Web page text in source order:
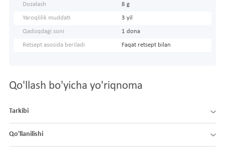
Dozalash 8 g
Yaroqlilik muddati 3 yil
Qadoqdagi soni 1 dona
Retsept asosida beriladi Faqat retsept bilan
Qo'llash bo'yicha yo'riqnoma
Tarkibi
Qo'llanilishi